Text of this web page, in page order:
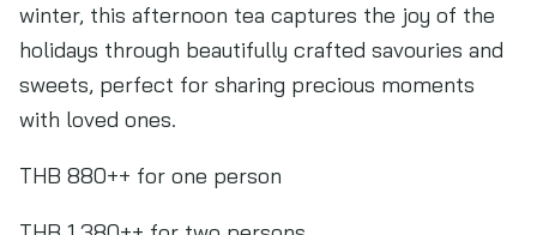
winter, this afternoon tea captures the joy of the
holidays through beautifully crafted savouries and
sweets, perfect for sharing precious moments
with loved ones.
THB 880++ for one person